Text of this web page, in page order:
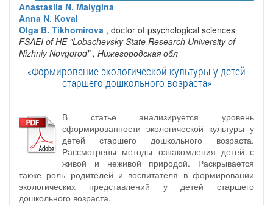
Anastasiia N. Malygina
Anna N. Koval
Olga B. Tikhomirova , doctor of psychological sciences
FSAEI of HE "Lobachevsky State Research University of
Nizhniy Novgorod" , Нижегородская обл
«Формирование экологической культуры у детей
старшего дошкольного возраста»
В статье анализируется уровень
сформированности экологической культуры у
детей старшего дошкольного возраста.
Рассмотрены методы ознакомления детей с
живой и неживой природой. Раскрывается
также роль родителей и воспитателя в формировании
экологических представлений у детей старшего
дошкольного возраста.